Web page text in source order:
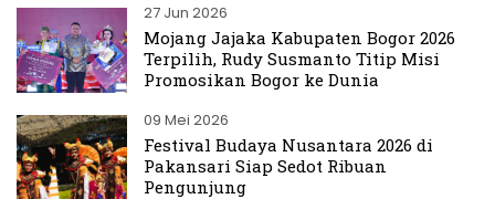
27 Jun 2026
Mojang Jajaka Kabupaten Bogor 2026
Terpilih, Rudy Susmanto Titip Misi
Promosikan Bogor ke Dunia
09 Mei 2026
Festival Budaya Nusantara 2026 di
Pakansari Siap Sedot Ribuan
Pengunjung